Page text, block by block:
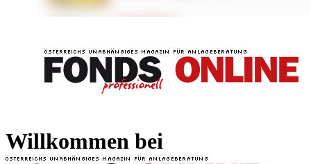
Willkommen bei